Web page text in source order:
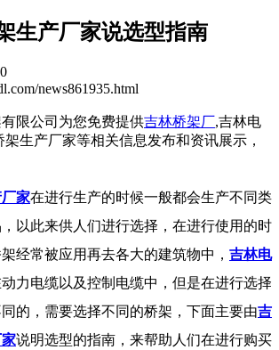
生产厂家说选型指南
news861935.html
限公司为您免费提供吉林桥架厂,吉林电
生产厂家等相关信息发布和资讯展示，
家在进行生产的时候一般都会生产不同类
以此来供人们进行选择，在进行使用的时
经常被应用再去各大的建筑物中， 吉林电
力电缆以及控制电缆中，但是在进行选择
的，需要选择不同的桥架，下面主要由吉
说明选型的指南，来帮助人们在进行购买